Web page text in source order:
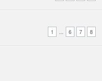
1 ... 6 7 8